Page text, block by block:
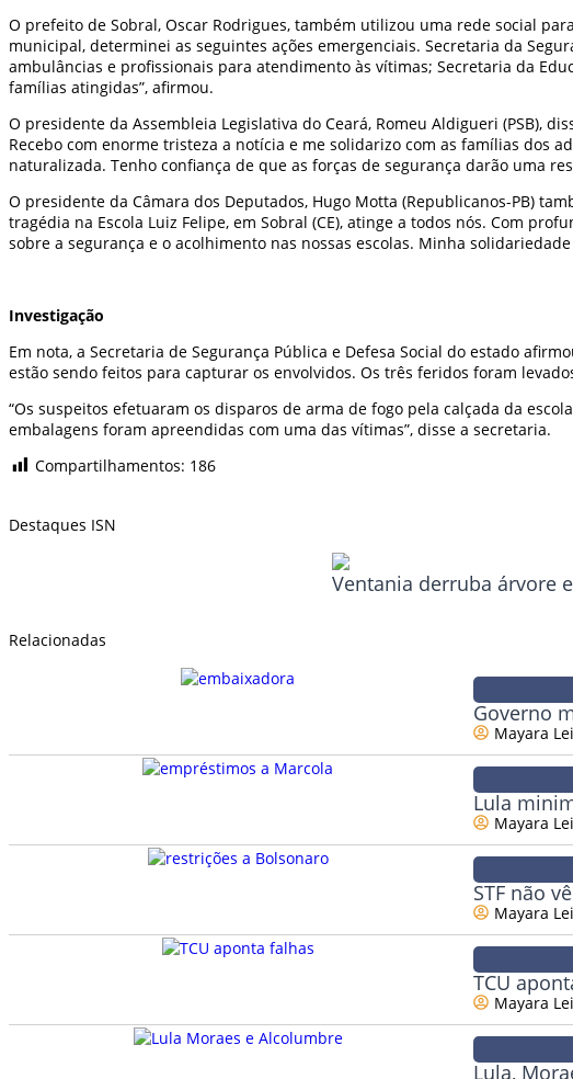
O prefeito de Sobral, Oscar Rodrigues, também utilizou uma rede social
municipal, determinei as seguintes ações emergenciais. Secretaria da
ambulâncias e profissionais para atendimento às vítimas; Secretaria da
famílias atingidas”, afirmou.
O presidente da Assembleia Legislativa do Ceará, Romeu Aldigueri (PSB),
Recebo com enorme tristeza a notícia e me solidarizo com as famílias dos
naturalizada. Tenho confiança de que as forças de segurança darão uma
O presidente da Câmara dos Deputados, Hugo Motta (Republicanos-PB)
tragédia na Escola Luiz Felipe, em Sobral (CE), atinge a todos nós. Com
sobre a segurança e o acolhimento nas nossas escolas. Minha
Investigação
Em nota, a Secretaria de Segurança Pública e Defesa Social do estado
estão sendo feitos para capturar os envolvidos. Os três feridos foram
“Os suspeitos efetuaram os disparos de arma de fogo pela calçada da
embalagens foram apreendidas com uma das vítimas”, disse a secretaria.
Compartilhamentos: 186
Destaques ISN
Ventania derruba árvore
Relacionadas
Governo
Mayara
Lula
Mayara
STF não
Mayara
TCU
Mayara
Lula,